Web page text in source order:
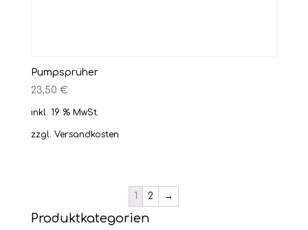
Pumpsprüher
23,50 €
inkl. 19 % MwSt.
zzgl. Versandkosten
1 2 →
Produktkategorien